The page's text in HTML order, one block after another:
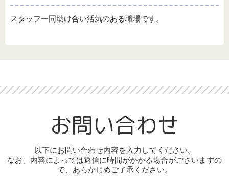
スタッフ一同助け合い活気のある職場です。
お問い合わせ
以下にお問い合わせ内容を入力してください。
なお、内容によっては返信に時間がかかる場合がございますの
で、あらかじめご了承ください。